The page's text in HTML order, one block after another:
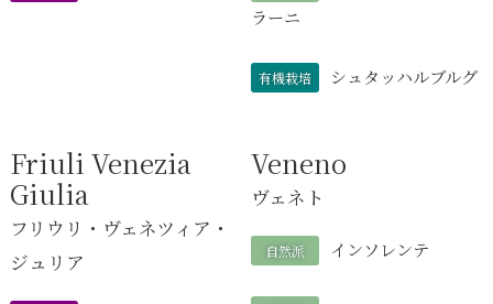
ラーニ
有機栽培 シュタッハルブルグ
Friuli Venezia
Giulia
フリウリ・ヴェネツィア・
ジュリア
Veneno
ヴェネト
自然派 インソレンテ